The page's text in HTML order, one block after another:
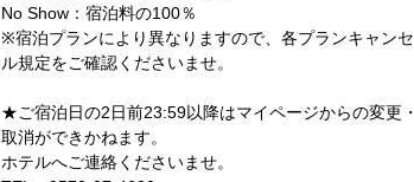
No Show：宿泊料の100％
※宿泊プランにより異なりますので、各プランキャンセ
ル規定をご確認くださいませ。
★ご宿泊日の2日前23:59以降はマイページからの変更・
取消ができかねます。
ホテルへご連絡くださいませ。